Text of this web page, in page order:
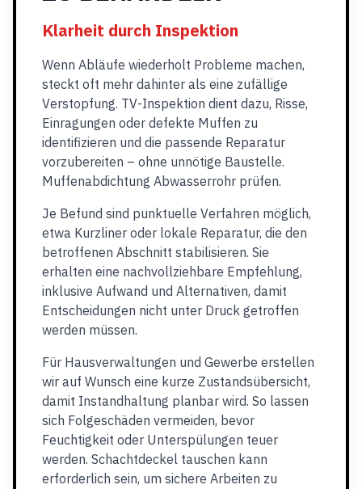
Klarheit durch Inspektion
Wenn Abläufe wiederholt Probleme machen,
steckt oft mehr dahinter als eine zufällige
Verstopfung. TV-Inspektion dient dazu, Risse,
Einragungen oder defekte Muffen zu
identifizieren und die passende Reparatur
vorzubereiten – ohne unnötige Baustelle.
Muffenabdichtung Abwasserrohr prüfen.
Je Befund sind punktuelle Verfahren möglich,
etwa Kurzliner oder lokale Reparatur, die den
betroffenen Abschnitt stabilisieren. Sie
erhalten eine nachvollziehbare Empfehlung,
inklusive Aufwand und Alternativen, damit
Entscheidungen nicht unter Druck getroffen
werden müssen.
Für Hausverwaltungen und Gewerbe erstellen
wir auf Wunsch eine kurze Zustandsübersicht,
damit Instandhaltung planbar wird. So lassen
sich Folgeschäden vermeiden, bevor
Feuchtigkeit oder Unterspülungen teuer
werden. Schachtdeckel tauschen kann
erforderlich sein, um sichere Arbeiten zu